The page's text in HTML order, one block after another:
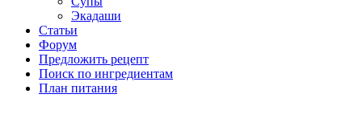
Экадаши
Статьи
Форум
Предложить рецепт
Поиск по ингредиентам
План питания